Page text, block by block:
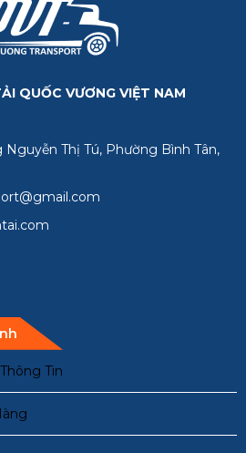
QUỐC VƯƠNG VIỆT NAM
Thị Tú, Phường Bình Tân,
Tin